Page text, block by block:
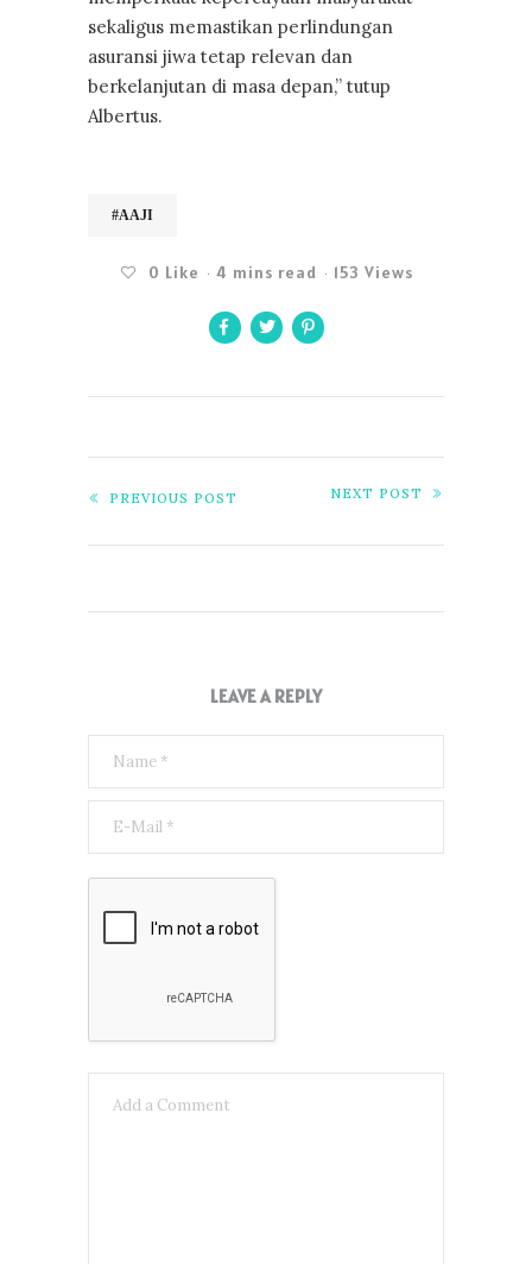
sekaligus memastikan perlindungan
asuransi jiwa tetap relevan dan
berkelanjutan di masa depan,” tutup
Albertus.
#AAJI
0 Like 4 mins read 153 Views
PREVIOUS POST NEXT POST
LEAVE A REPLY